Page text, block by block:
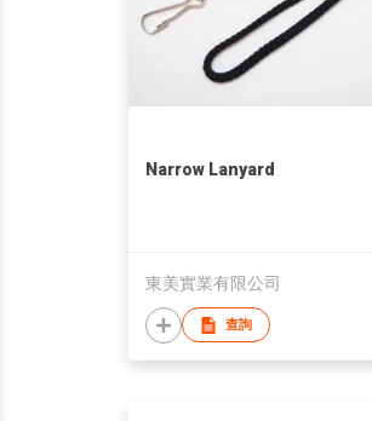
Narrow Lanyard
東美實業有限公司
查詢